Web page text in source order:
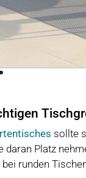
sollte
daran Platz
runden